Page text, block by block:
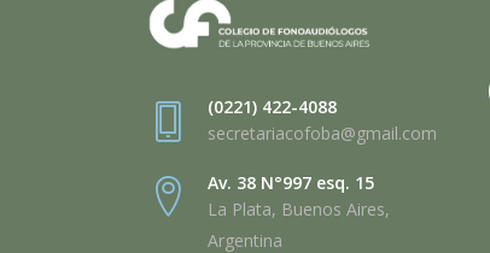
(0221) 422-4088
secretariacofoba@gmail.com
Av. 38 N°997 esq. 15
La Plata, Buenos Aires,
Argentina